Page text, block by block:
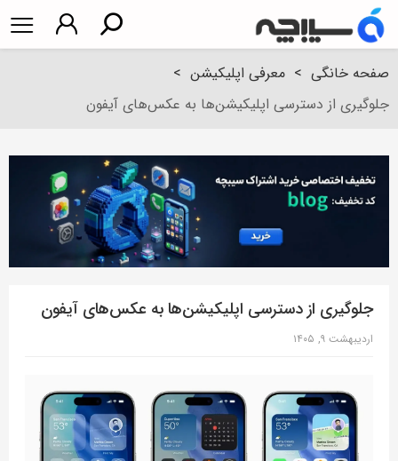
صفحه خانگی > معرفی اپلیکیشن >
جلوگیری از دسترسی اپلیکیشن‌ها به عکس‌های آیفون
جلوگیری از دسترسی اپلیکیشن‌ها به عکس‌های آیفون
اردیبهشت ۹, ۱۴۰۵